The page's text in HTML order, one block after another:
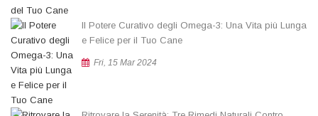
Il Potere Curativo degli Omega-3: Una Vita più Lunga
e Felice per il Tuo Cane
Fri, 15 Mar 2024